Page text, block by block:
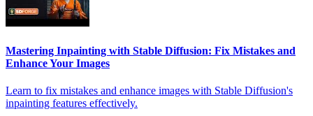
Mastering Inpainting with Stable Diffusion: Fix Mistakes and
Enhance Your Images
Learn to fix mistakes and enhance images with Stable Diffusion's
inpainting features effectively.